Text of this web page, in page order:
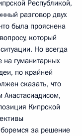
Республикой,
разговор двух
была прояснена
который
Но всегда
гуманитарных
по крайней
сказать, что
Анастасиадисом,
Кипрской
за решение